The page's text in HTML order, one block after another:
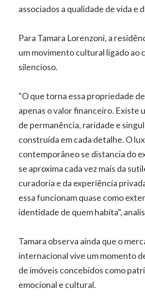
associados a qualidade de vida e
Para Tamara Lorenzoni, a
um movimento cultural ligado ao
silencioso.
"O que torna essa propriedade
apenas o valor financeiro. Existe
de permanência, raridade e
construída em cada detalhe. O
contemporâneo se distancia do
se aproxima cada vez mais da
curadoria e da experiência
essa funcionam quase como
identidade de quem habita",
Tamara observa ainda que o
internacional vive um momento
de imóveis concebidos como
emocional e cultural.